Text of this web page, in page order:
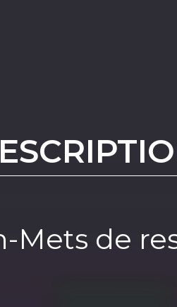
Mets de